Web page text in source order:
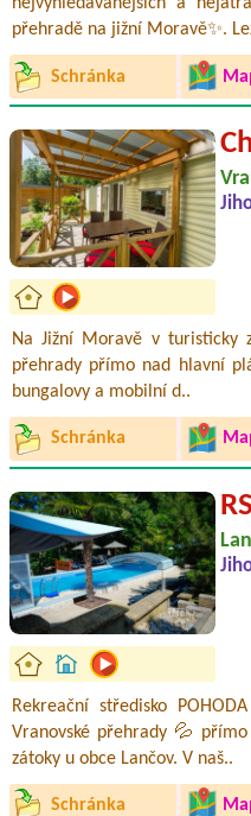
nejvyhledávanějších a
přehradě na jižní Moravě✨.
Schránka
Na Jižní Moravě v turisticky
přehrady přímo nad hlavní
bungalovy a mobilní d..
Schránka
Rekreační středisko
Vranovské přehrady 💦
zátoky u obce Lančov. V naš..
Schránka